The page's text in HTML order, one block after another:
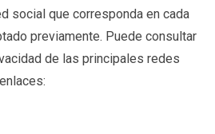
social que corresponda en cada
previamente. Puede consultar
de las principales redes